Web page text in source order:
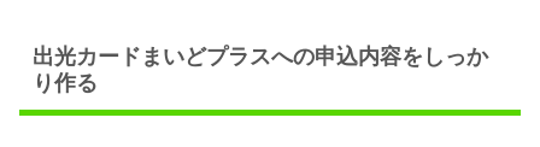
出光カードまいどプラスへの申込内容をしっか
り作る